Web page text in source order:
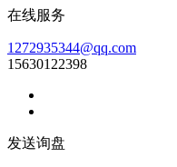
在线服务
1272935344@qq.com
15630122398
发送询盘